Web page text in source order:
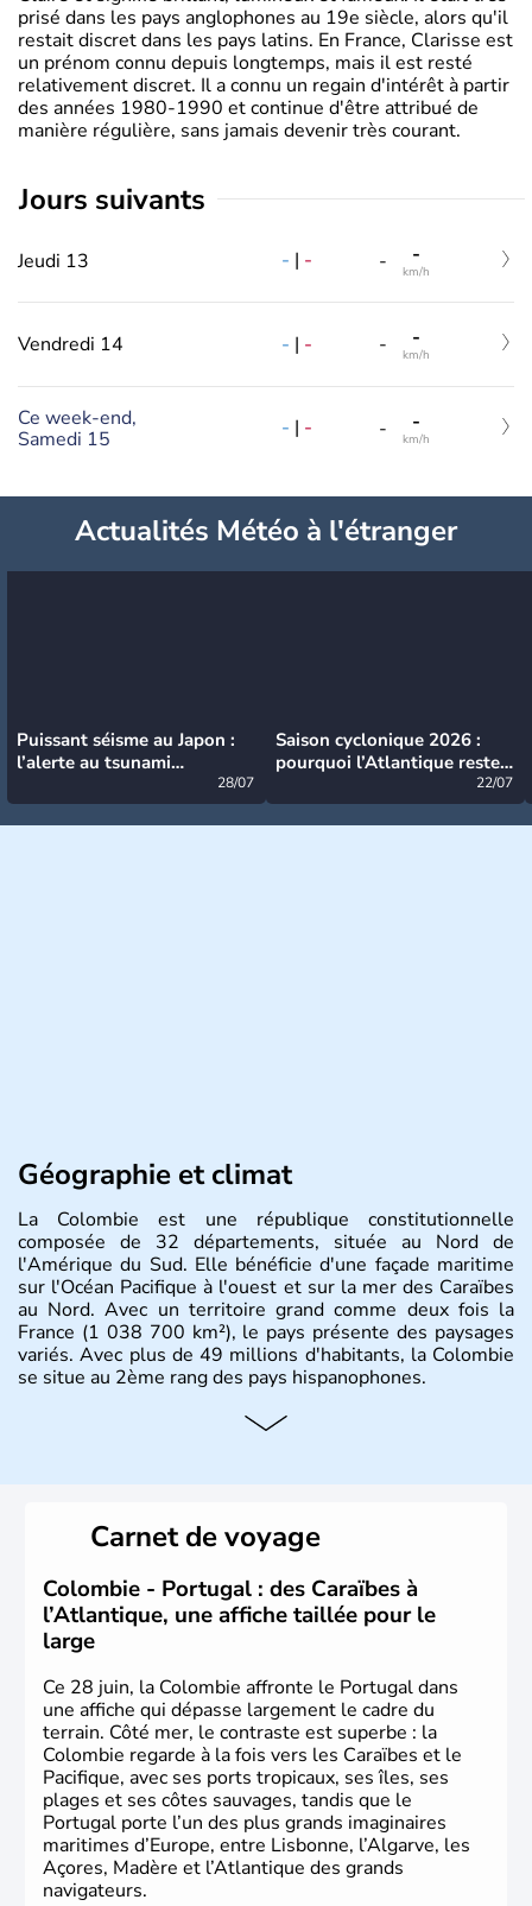
prisé dans les pays anglophones au 19e siècle, alors qu'il
restait discret dans les pays latins. En France, Clarisse est
un prénom connu depuis longtemps, mais il est resté
relativement discret. Il a connu un regain d'intérêt à partir
des années 1980-1990 et continue d'être attribué de
manière régulière, sans jamais devenir très courant.
jours suivants
Jeudi 13 - | - - -
km/h
Vendredi 14 - | - - -
km/h
Ce week-end,
Samedi 15
- | - - -
km/h
Actualités Météo à l'étranger
Puissant séisme au Japon :
l’alerte au tsunami
28/07
Saison cyclonique 2026 :
pourquoi l’Atlantique reste
22/07
Géographie et climat
La Colombie est une république constitutionnelle
composée de 32 départements, située au Nord de
l'Amérique du Sud. Elle bénéficie d'une façade maritime
sur l'Océan Pacifique à l'ouest et sur la mer des Caraïbes
au Nord. Avec un territoire grand comme deux fois la
France (1 038 700 km²), le pays présente des paysages
variés. Avec plus de 49 millions d'habitants, la Colombie
se situe au 2ème rang des pays hispanophones.
Histoire et administration
en 1538, qui est toujours la capitale. C'est en 1810, que
le premier parlement s'établit à Bogotà, suivi en 1813
par la proclamation de l'indépendance. la Colombie est
une République depuis 1830.
Carnet de voyage
Colombie - Portugal : des Caraïbes à
l’Atlantique, une affiche taillée pour le
large
Ce 28 juin, la Colombie affronte le Portugal dans
une affiche qui dépasse largement le cadre du
terrain. Côté mer, le contraste est superbe : la
Colombie regarde à la fois vers les Caraïbes et le
Pacifique, avec ses ports tropicaux, ses îles, ses
plages et ses côtes sauvages, tandis que le
Portugal porte l’un des plus grands imaginaires
maritimes d’Europe, entre Lisbonne, l’Algarve, les
Açores, Madère et l’Atlantique des grands
navigateurs.